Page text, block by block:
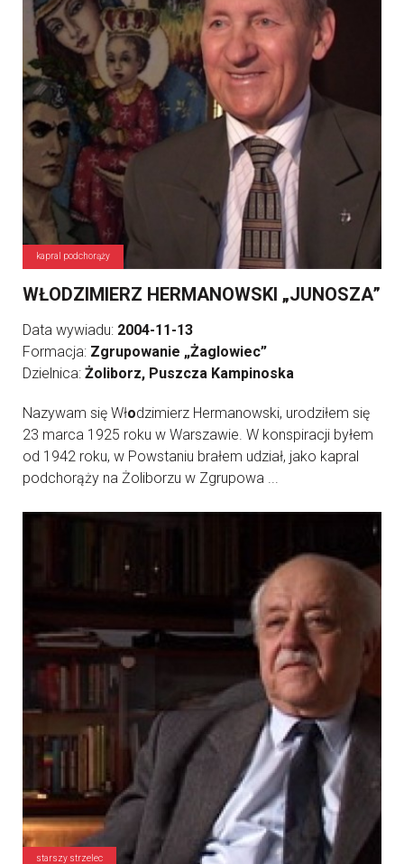
kapral podchorąży
WŁODZIMIERZ HERMANOWSKI „JUNOSZA”
Data wywiadu: 2004-11-13
Formacja: Zgrupowanie „Żaglowiec”
Dzielnica: Żoliborz, Puszcza Kampinoska
Nazywam się Włodzimierz Hermanowski, urodziłem się
23 marca 1925 roku w Warszawie. W konspiracji byłem
od 1942 roku, w Powstaniu brałem udział, jako kapral
podchorąży na Żoliborzu w Zgrupowa ...
starszy strzelec